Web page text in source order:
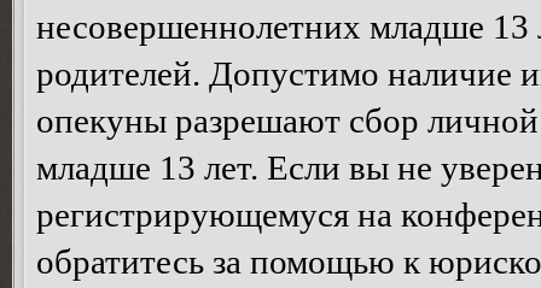
несовершеннолетних младше 13
родителей. Допустимо наличие
опекуны разрешают сбор
младше 13 лет. Если вы не
регистрирующемуся на
обратитесь за помощью к